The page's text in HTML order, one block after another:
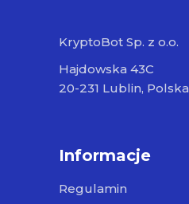
KryptoBot Sp. z o.o.
Hajdowska 43C
20-231 Lublin, Polska
Informacje
Regulamin